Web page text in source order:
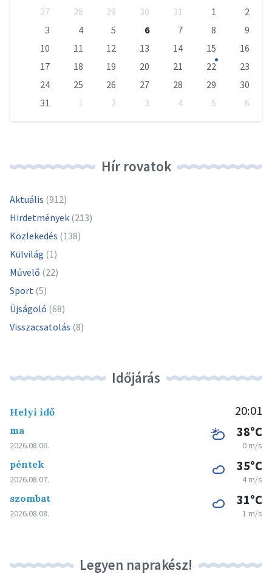
calendar
27 28 29 30 31 1
2
3
4 5 6 7 8
9
10
11 12 13 14 15
16
17
18 19 20 21 22
23
24
25 26 27 28 29
30
31
1 2 3 4 5
6
Hír rovatok
Aktuális (912)
Hirdetmények (213)
Közlekedés (138)
Külvilág (1)
Művelő (22)
Sport (5)
Újságoló (68)
Visszacsatolás (8)
Időjárás
Helyi idő 20:01
ma
2026.08.06.
38°C
0 m/s
péntek
2026.08.07.
35°C
4 m/s
szombat
2026.08.08.
31°C
1 m/s
Legyen naprakész!